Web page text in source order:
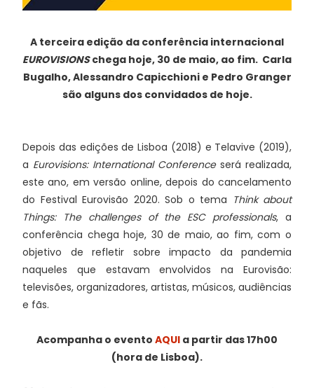
A terceira edição da conferência internacional
EUROVISIONSchega hoje, 30 de maio, ao fim. Carla
Bugalho, Alessandro Capicchioni e Pedro Granger
são alguns dos convidados de hoje.
Depois das edições de Lisboa (2018) e Telavive (2019),
a Eurovisions: International Conferenceserá realizada,
este ano, em versão online, depois do cancelamento
do Festival Eurovisão 2020. Sob o tema Think about
Things: The challenges of the ESC professionals, a
conferência chega hoje, 30 de maio, ao fim, com o
objetivo de refletir sobre impacto da pandemia
naqueles que estavam envolvidos na Eurovisão:
televisões, organizadores, artistas, músicos, audiências
e fãs.
Acompanha o evento AQUI a partir das 17h00
(hora de Lisboa).